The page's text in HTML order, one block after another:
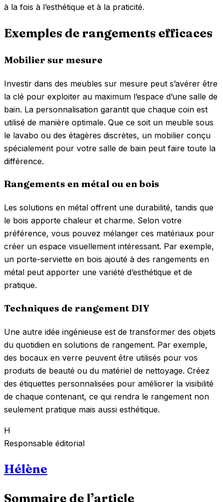
à la fois à l’esthétique et à la praticité.
Exemples de rangements efficaces
Mobilier sur mesure
Investir dans des meubles sur mesure peut s’avérer être
la clé pour exploiter au maximum l’espace d’une salle de
bain. La personnalisation garantit que chaque coin est
utilisé de manière optimale. Que ce soit un meuble sous
le lavabo ou des étagères discrètes, un mobilier conçu
spécialement pour votre salle de bain peut faire toute la
différence.
Rangements en métal ou en bois
Les solutions en métal offrent une durabilité, tandis que
le bois apporte chaleur et charme. Selon votre
préférence, vous pouvez mélanger ces matériaux pour
créer un espace visuellement intéressant. Par exemple,
un porte-serviette en bois ajouté à des rangements en
métal peut apporter une variété d’esthétique et de
pratique.
Techniques de rangement DIY
Une autre idée ingénieuse est de transformer des objets
du quotidien en solutions de rangement. Par exemple,
des bocaux en verre peuvent être utilisés pour vos
produits de beauté ou du matériel de nettoyage. Créez
des étiquettes personnalisées pour améliorer la visibilité
de chaque contenant, ce qui rendra le rangement non
seulement pratique mais aussi esthétique.
H
Responsable éditorial
Hélène
Sommaire de l’article